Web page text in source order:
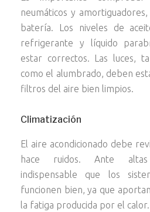
neumáticos y
batería. Los niveles de
refrigerante y líquido
estar correctos. Las luces,
como el alumbrado, deben
filtros del aire bien limpios.
Climatización
El aire acondicionado debe
hace ruidos. Ante
indispensable que los
funcionen bien, ya que
la fatiga producida por el calor.